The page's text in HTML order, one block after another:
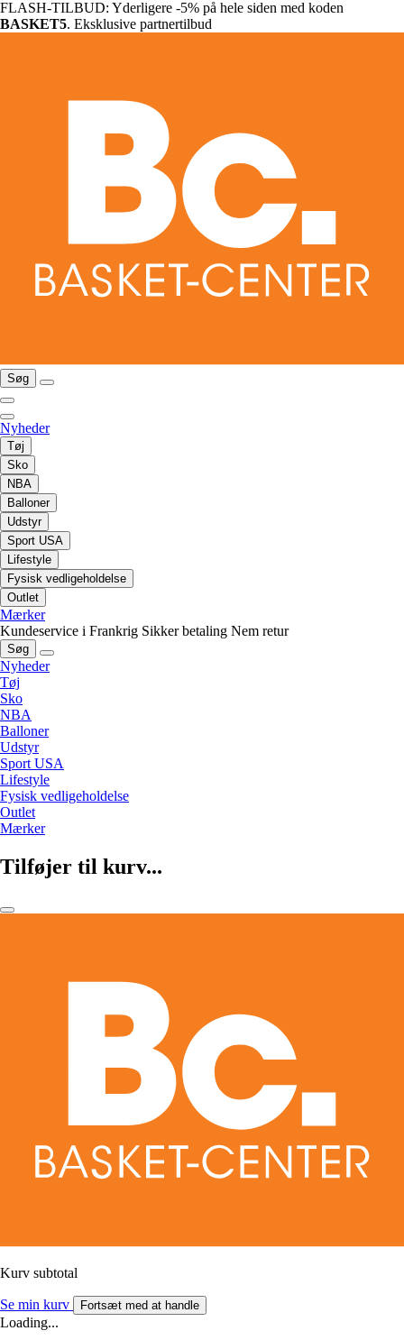
FLASH-TILBUD: Yderligere -5% på hele siden med koden
BASKET5. Eksklusive partnertilbud
Søg
Nyheder
Tøj
Sko
NBA
Balloner
Udstyr
Sport USA
Lifestyle
Fysisk vedligeholdelse
Outlet
Mærker
Kundeservice i Frankrig Sikker betaling Nem retur
Søg
Nyheder
Tøj
Sko
NBA
Balloner
Udstyr
Sport USA
Lifestyle
Fysisk vedligeholdelse
Outlet
Mærker
Tilføjer til kurv...
Kurv subtotal
Se min kurv Fortsæt med at handle
Loading...